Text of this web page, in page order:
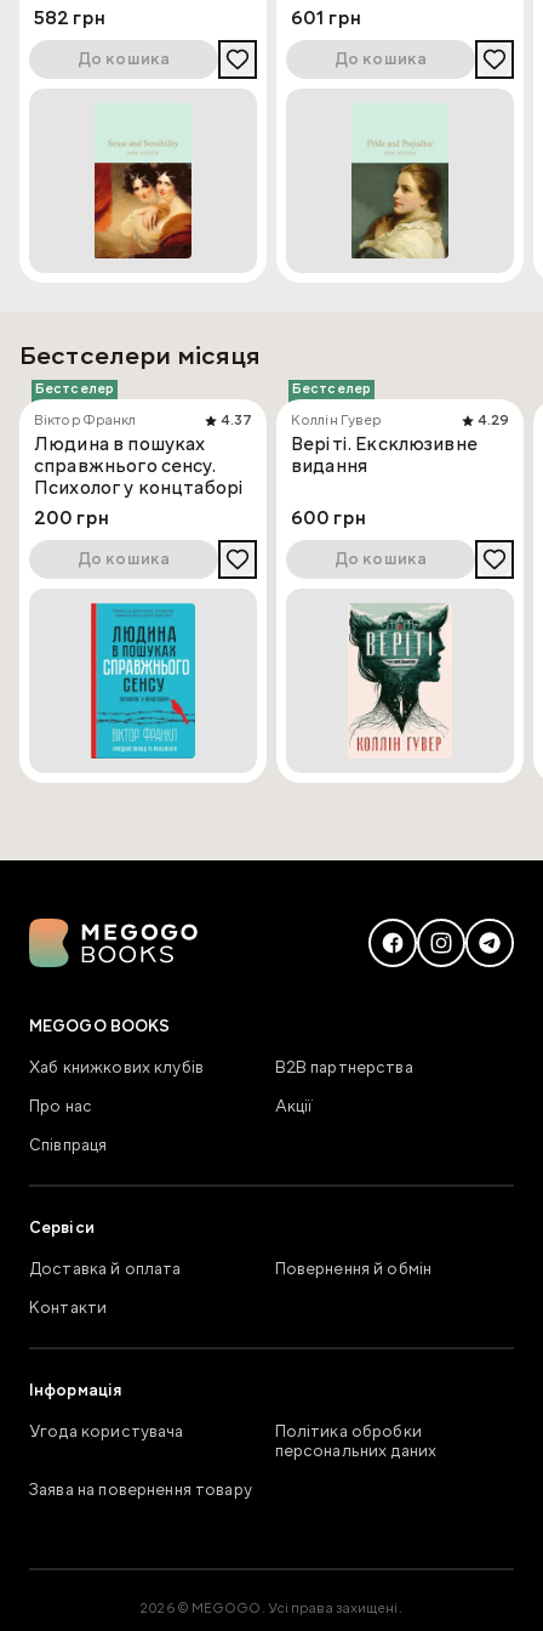
582 грн
До кошика
601 грн
До кошика
Бестселери місяця
Бестселер
Віктор Франкл
4.37
Людина в пошуках
справжнього сенсу.
Психолог у концтаборі
200 грн
До кошика
Бестселер
Коллін Гувер
4.29
Веріті. Ексклюзивне
видання
600 грн
До кошика
MEGOGO BOOKS
Хаб книжкових клубів
В2В партнерства
Про нас
Акції
Співпраця
Сервіси
Доставка й оплата
Повернення й обмін
Контакти
Інформація
Угода користувача
Політика обробки
персональних даних
Заява на повернення товару
2026 © MEGOGO. Усі права захищені.